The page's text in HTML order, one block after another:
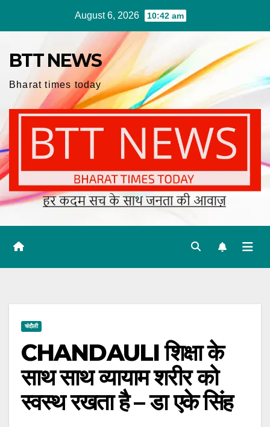
August 6, 2026 10:42 am
BTT NEWS
Bharat times today
चंदौली
CHANDAULI शिक्षा के
साथ साथ व्यायाम शरीर को
स्वस्थ रखता है – डा एके सिंह